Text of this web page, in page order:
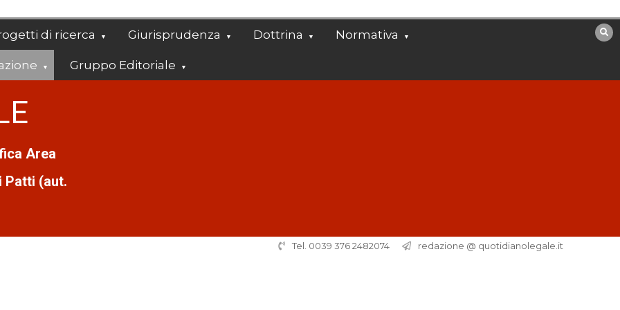
di ricerca Giurisprudenza Dottrina Normativa
Gruppo Editoriale
Area
Patti (aut.
Tel. 0039 376 2482074 redazione @ quotidianolegale.it